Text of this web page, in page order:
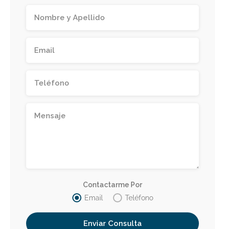
Contactarme Por
Email
Teléfono